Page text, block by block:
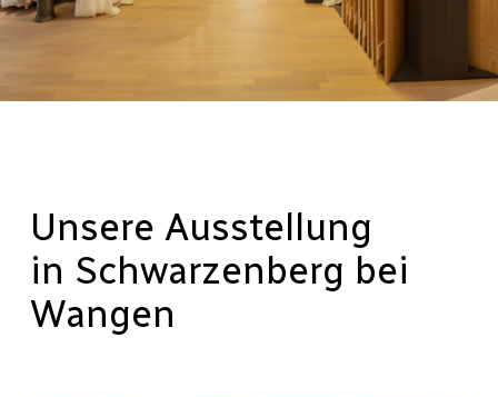
Unsere Ausstellung
in Schwarzenberg bei
Wangen